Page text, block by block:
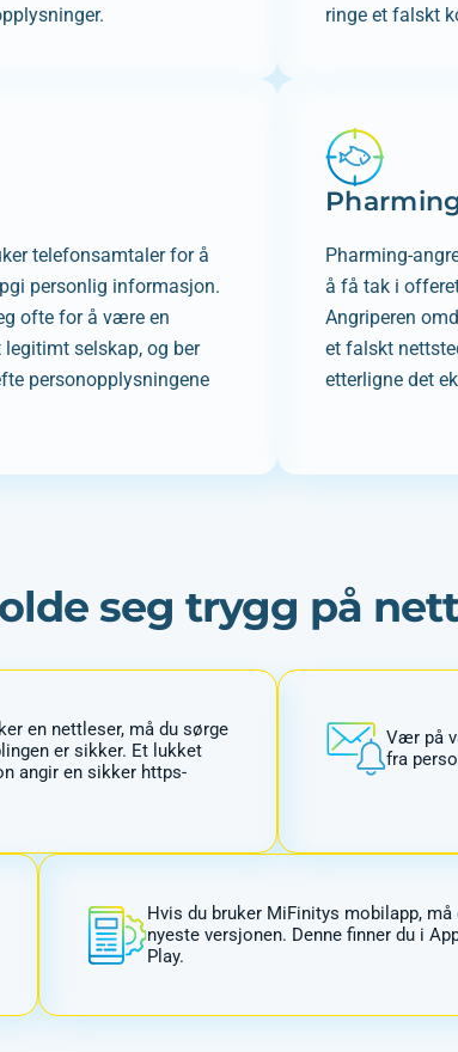
ringe et falskt
telefonsamtaler for å
personlig informasjon.
ofte for å være en
selskap, og ber
personopplysningene
Pharming-
å få tak i
Angriperen
et falskt
etterligne det
seg trygg på
en nettleser, må du sørge
er sikker. Et lukket
angir en sikker https-
Vær på
fra
Hvis du bruker MiFinitys mobilapp,
nyeste versjonen. Denne finner du i
Play.